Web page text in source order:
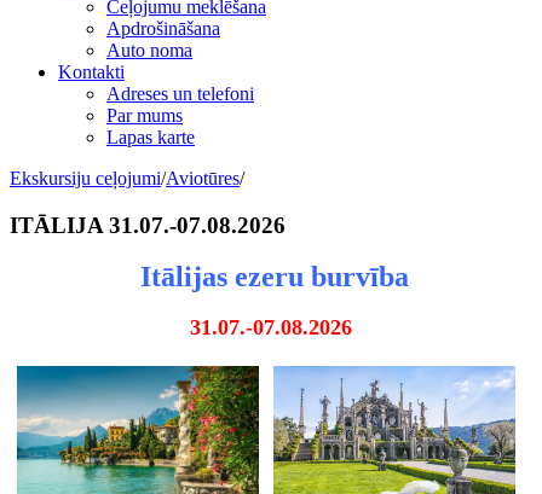
Ceļojumu meklēšana
Apdrošināšana
Auto noma
Kontakti
Adreses un telefoni
Par mums
Lapas karte
Ekskursiju ceļojumi/Aviotūres/
ITĀLIJA 31.07.-07.08.2026
Itālijas ezeru burvība
31.07.-07.08.2026